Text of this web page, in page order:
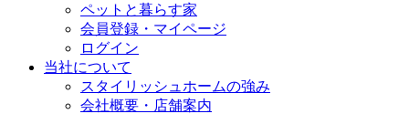
ペットと暮らす家
会員登録・マイページ
ログイン
当社について
スタイリッシュホームの強み
会社概要・店舗案内